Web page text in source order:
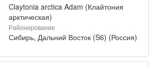
Claytonia arctica Adam (Клайтония
арктическая)
Районирование
Сибирь, Дальний Восток (S6) (Россия)